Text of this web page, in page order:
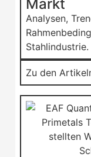
Markt
Analysen,
Stahlindustrie.
Zu den